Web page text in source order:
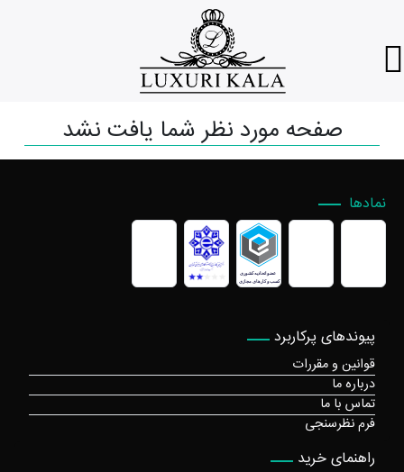
صفحه مورد نظر شما یافت نشد
پیوندهای پرکاربرد
قوانین و مقررات
درباره ما
تماس با ما
فرم نظرسنجی
راهنمای خرید
نمادها